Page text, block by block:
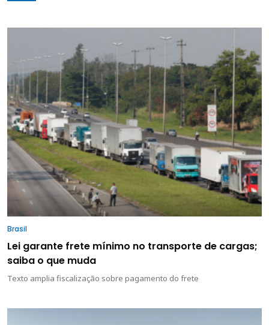
Brasil
Lei garante frete mínimo no transporte de cargas;
saiba o que muda
Texto amplia fiscalização sobre pagamento do frete